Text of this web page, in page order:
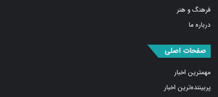
فرهنگ و هنر
درباره ما
صفحات اصلی
مهمترین اخبار
پربیننده‌ترین اخبار